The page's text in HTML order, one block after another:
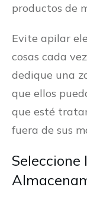
productos de
Evite apilar
cosas cada
dedique una
que ellos
que esté
fuera de sus
Seleccione